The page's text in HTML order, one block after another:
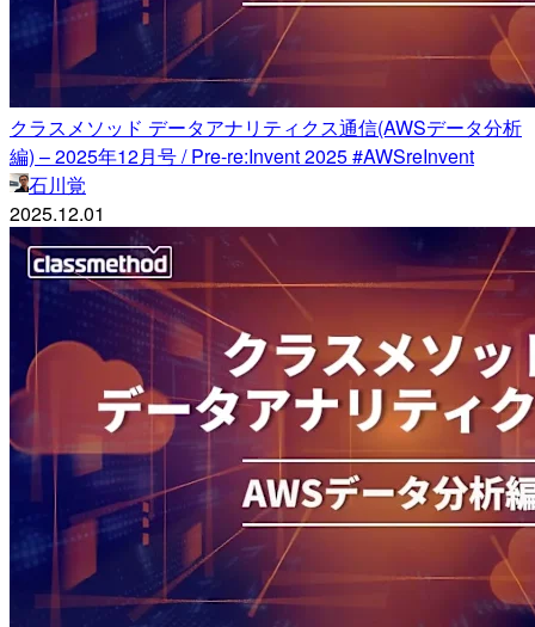
クラスメソッド データアナリティクス通信(AWSデータ分析
編) – 2025年12月号 / Pre-re:Invent 2025 #AWSreInvent
石川覚
2025.12.01